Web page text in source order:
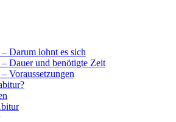
Darum lohnt es sich
Dauer und benötigte Zeit
Voraussetzungen